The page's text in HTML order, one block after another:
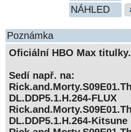
NÁHLED
Poznámka
Oficiální HBO Max titulky.
Sedí např. na:
DL.DDP5.1.H.264-FLUX
DL.DDP5.1.H.264-Kitsune